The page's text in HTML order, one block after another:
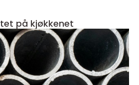
hjertet på kjøkkenet